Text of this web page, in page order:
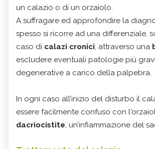
un calazio o di un orzaiolo.
A suffragare ed approfondire la
spesso si ricorre ad una differenziale,
caso di calazi cronici, attraverso una
escludere eventuali patologie più
degenerative a carico della palpebra.
In ogni caso all’inizio del disturbo il
essere facilmente confuso con
dacriocistite, un’infiammazione del